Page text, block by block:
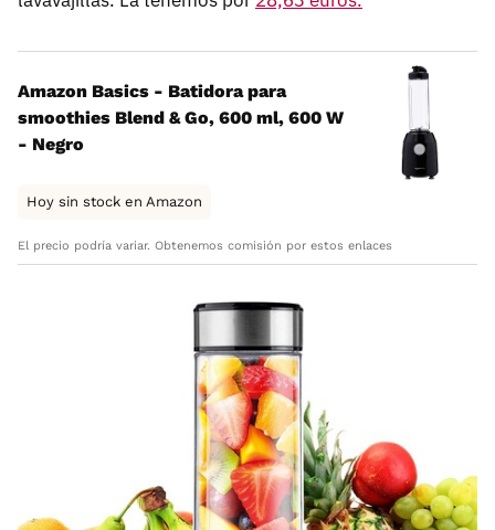
Amazon Basics - Batidora para
smoothies Blend & Go, 600 ml, 600 W
- Negro
Hoy sin stock en Amazon
El precio podría variar. Obtenemos comisión por estos enlaces